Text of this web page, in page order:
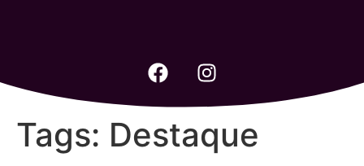
Tags: Destaque